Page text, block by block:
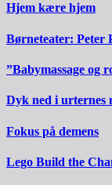
Hjem kære hjem
Børneteater: Peter
”Babymassage og
Dyk ned i urternes
Fokus på demens
Lego Build the